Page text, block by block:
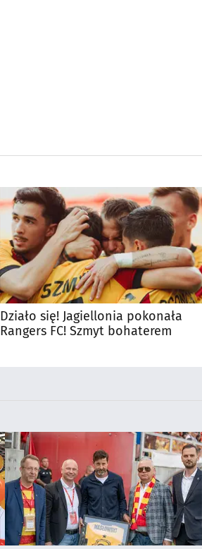
Działo się! Jagiellonia pokonała
Rangers FC! Szmyt bohaterem